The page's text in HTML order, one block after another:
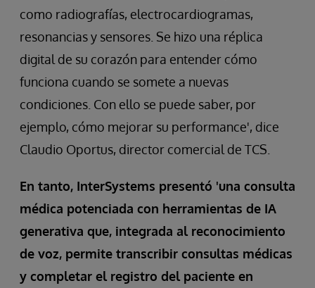
como radiografías, electrocardiogramas,
resonancias y sensores. Se hizo una réplica
digital de su corazón para entender cómo
funciona cuando se somete a nuevas
condiciones. Con ello se puede saber, por
ejemplo, cómo mejorar su performance', dice
Claudio Oportus, director comercial de TCS.
En tanto, InterSystems presentó 'una consulta
médica potenciada con herramientas de IA
generativa que, integrada al reconocimiento
de voz, permite transcribir consultas médicas
y completar el registro del paciente en